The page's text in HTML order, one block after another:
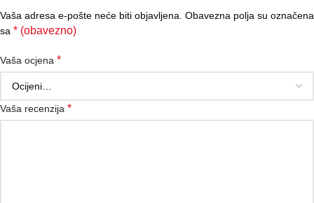
Vaša adresa e-pošte neće biti objavljena. Obavezna polja su označena
sa * (obavezno)
Vaša ocjena *
Vaša recenzija *